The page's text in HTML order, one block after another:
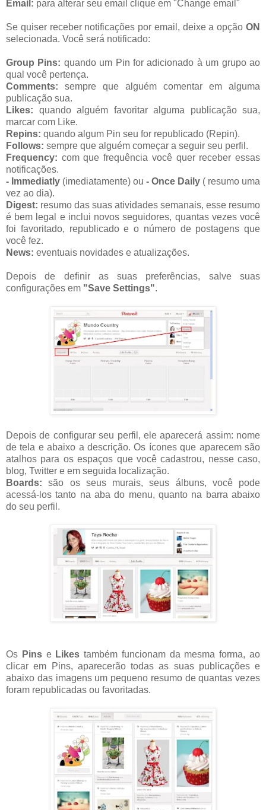
Email: para alterar seu email clique em "Change email"
Se quiser receber notificações por email, deixe a opção ON
selecionada. Você será notificado:
Group Pins: quando um Pin for adicionado à um grupo ao
qual você pertença.
Comments: sempre que alguém comentar em alguma
publicação sua.
Likes: quando alguém favoritar alguma publicação sua,
marcar com Like.
Repins: quando algum Pin seu for republicado (Repin).
Follows: sempre que alguém começar a seguir seu perfil.
Frequency: com que frequência você quer receber essas
notificações.
- Immediatly (imediatamente) ou - Once Daily ( resumo uma
vez ao dia).
Digest: resumo das suas atividades semanais, esse resumo
é bem legal e inclui novos seguidores, quantas vezes você
foi favoritado, republicado e o número de postagens que
você fez.
News: eventuais novidades e atualizações.
Depois de definir as suas preferências, salve suas
configurações em "Save Settings".
Depois de configurar seu perfil, ele aparecerá assim: nome
de tela e abaixo a descrição. Os ícones que aparecem são
atalhos para os espaços que você cadastrou, nesse caso,
blog, Twitter e em seguida localização.
Boards: são os seus murais, seus álbuns, você pode
acessá-los tanto na aba do menu, quanto na barra abaixo
do seu perfil.
Os Pinse Likes também funcionam da mesma forma, ao
clicar em Pins, aparecerão todas as suas publicações e
abaixo das imagens um pequeno resumo de quantas vezes
foram republicadas ou favoritadas.